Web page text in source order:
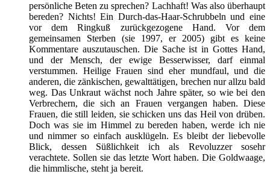
persönliche Beten zu sprechen? Lachhaft! Was also überhaupt
bereden? Nichts! Ein Durch-das-Haar-Schrubbeln und eine
vor dem Ringkuß zurückgezogene Hand. Vor dem
gemeinsamen Sterben (sie 1997, er 2005) gibt es keine
Kommentare auszutauschen. Die Sache ist in Gottes Hand,
und der Mensch, der ewige Besserwisser, darf einmal
verstummen. Heilige Frauen sind eher mundfaul, und die
anderen, die zänkischen, gewalttätigen, brechen nur allzu bald
weg. Das Unkraut wächst noch Jahre später, so wie bei den
Verbrechern, die sich an Frauen vergangen haben. Diese
Frauen, die still leiden, sie schicken uns das Heil von drüben.
Doch was sie im Himmel zu bereden haben, werde ich nie
und nimmer so einfach ausklügeln. Es bleibt der liebevolle
Blick, dessen Süßlichkeit ich als Revoluzzer sosehr
verachtete. Sollen sie das letzte Wort haben. Die Goldwaage,
die himmlische, steht ja bereit.